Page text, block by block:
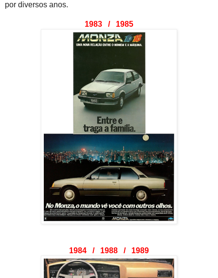
por diversos anos.
1983 / 1985
1984 / 1988 / 1989